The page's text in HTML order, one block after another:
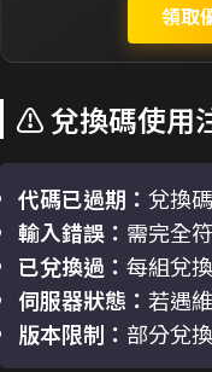
領取
⚠️ 兌換碼使用
代碼已過期： 兌換
輸入錯誤： 需完全
已兌換過： 每組兌
伺服器狀態： 若遇
版本限制： 部分兌